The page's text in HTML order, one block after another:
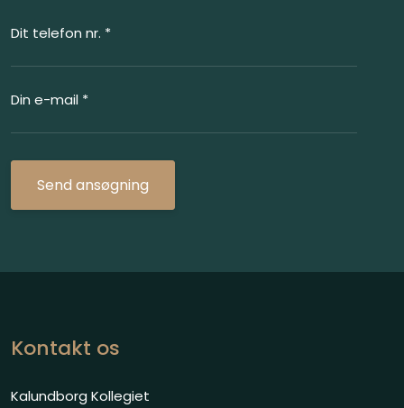
Kontakt os
Kalundborg Kollegiet